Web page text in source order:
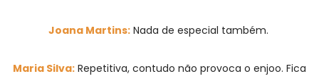
Joana Martins:Nada de especial também.
Maria Silva: Repetitiva, contudo não provoca o enjoo. Fica